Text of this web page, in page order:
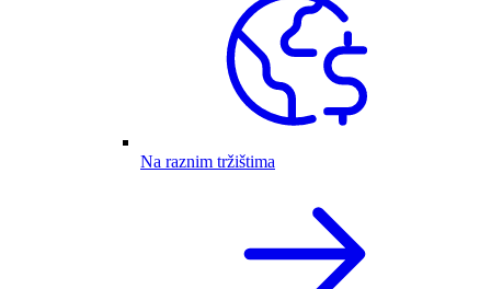
Na raznim tržištima